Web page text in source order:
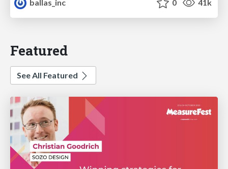
ballas_inc 0 41k
Featured
See All Featured